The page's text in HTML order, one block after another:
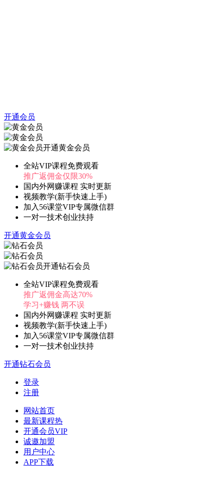
开通会员
开通黄金会员
全站VIP课程免费观看
推广返佣金仅限30%
国内外网赚课程 实时更新
视频教学(新手快速上手)
加入56课堂VIP专属微信群
一对一技术创业扶持
开通黄金会员
开通钻石会员
全站VIP课程免费观看
推广返佣金高达70%
学习+赚钱 两不误
国内外网赚课程 实时更新
视频教学(新手快速上手)
加入56课堂VIP专属微信群
一对一技术创业扶持
开通钻石会员
登录
注册
网站首页
最新课程热
开通会员VIP
诚邀加盟
用户中心
APP下载